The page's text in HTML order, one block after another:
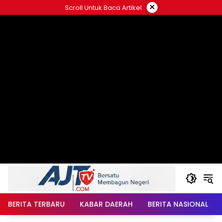
ke
Scroll Untuk Baca Artikel ×
BERITA TERBARU KABAR DAERAH BERITA NASIONAL